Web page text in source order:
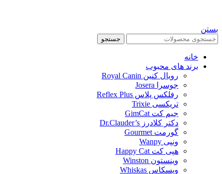
بستن
جستجو
خانه
برند های محبوب
رویال کنین Royal Canin
جوسرا Josera
رفلکس پلاس Reflex Plus
تریکسی Trixie
جیم کت GimCat
دکتر کلادرز Dr.Clauder’s
گورمت Gourmet
ونپی Wanpy
هپی کت Happy Cat
وینستون Winston
ویسکاس Whiskas